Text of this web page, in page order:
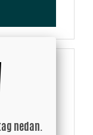
nedan.